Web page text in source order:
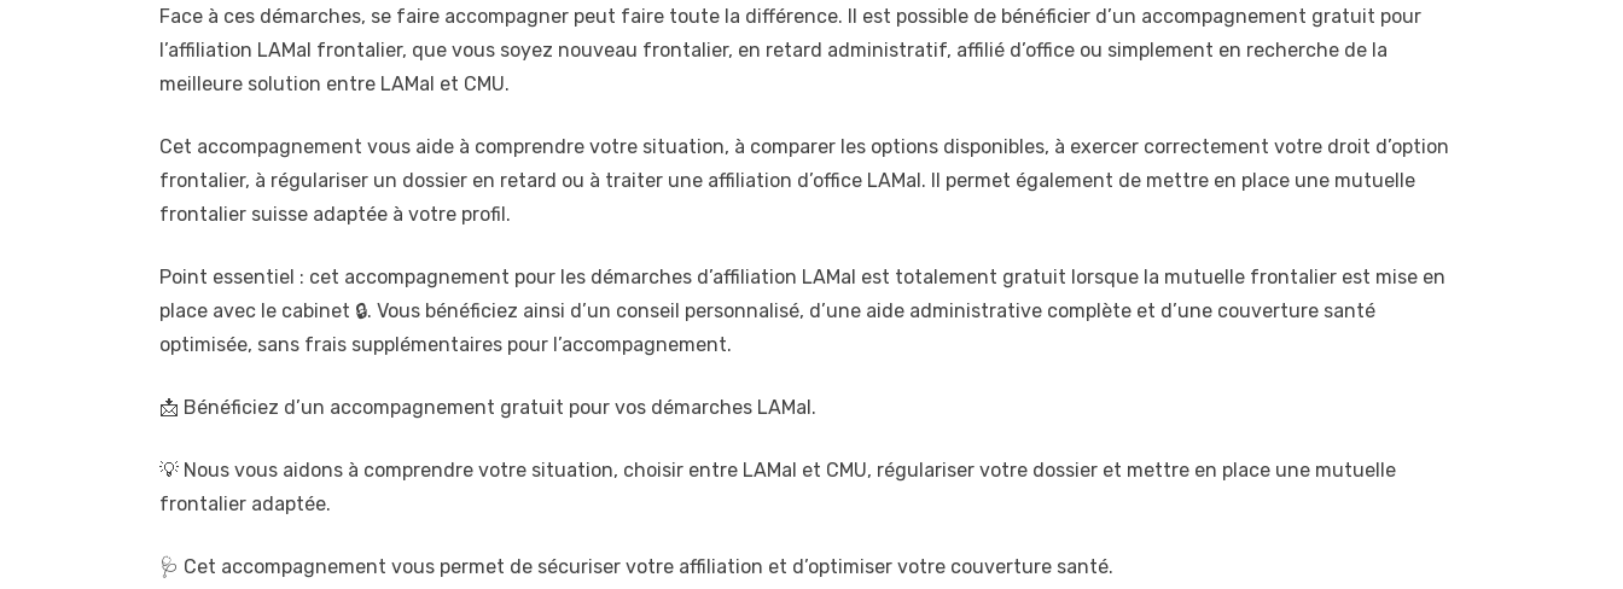
Face à ces démarches, se faire accompagner peut faire toute la différence. Il est possible de bénéficier d’un accompagnement gratuit pour
l’affiliation LAMal frontalier, que vous soyez nouveau frontalier, en retard administratif, affilié d’office ou simplement en recherche de la
meilleure solution entre LAMal et CMU.
Cet accompagnement vous aide à comprendre votre situation, à comparer les options disponibles, à exercer correctement votre droit d’option
frontalier, à régulariser un dossier en retard ou à traiter une affiliation d’office LAMal. Il permet également de mettre en place une mutuelle
frontalier suisse adaptée à votre profil.
Point essentiel : cet accompagnement pour les démarches d’affiliation LAMal est totalement gratuit lorsque la mutuelle frontalier est mise en
place avec le cabinet 🔒. Vous bénéficiez ainsi d’un conseil personnalisé, d’une aide administrative complète et d’une couverture santé
optimisée, sans frais supplémentaires pour l’accompagnement.
📩 Bénéficiez d’un accompagnement gratuit pour vos démarches LAMal.
💡 Nous vous aidons à comprendre votre situation, choisir entre LAMal et CMU, régulariser votre dossier et mettre en place une mutuelle
frontalier adaptée.
🩺 Cet accompagnement vous permet de sécuriser votre affiliation et d’optimiser votre couverture santé.